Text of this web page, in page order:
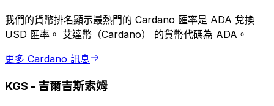
我們的貨幣排名顯示最熱門的 Cardano 匯率是 ADA 兌換
USD 匯率。 艾達幣（Cardano） 的貨幣代碼為 ADA。
更多 Cardano 訊息
KGS - 吉爾吉斯索姆